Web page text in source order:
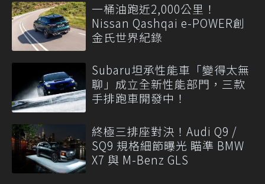
一桶油跑近2,000公里！
Nissan Qashqai e-POWER創
金氏世界紀錄
Subaru坦承性能車「變得太無
聊」成立全新性能部門，三款
手排跑車開發中！
終極三排座對決！Audi Q9 /
SQ9 規格細節曝光 瞄準 BMW
X7 與 M-Benz GLS